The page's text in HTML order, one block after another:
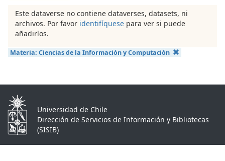
Este dataverse no contiene dataverses, datasets, ni
archivos. Por favor identifíquese para ver si puede
añadirlos.
Materia: Ciencias de la Información y Computación
Universidad de Chile
Dirección de Servicios de Información y Bibliotecas
(SISIB)